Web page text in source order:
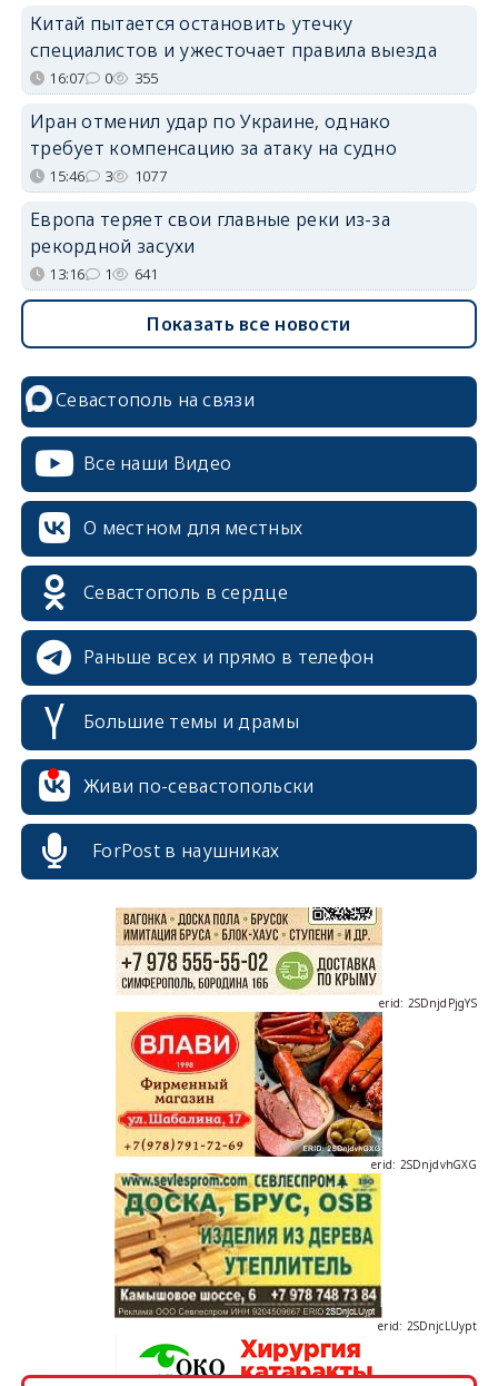
Китай пытается остановить утечку
специалистов и ужесточает правила выезда
16:07 0 355
Иран отменил удар по Украине, однако
требует компенсацию за атаку на судно
15:46 3 1077
Европа теряет свои главные реки из-за
рекордной засухи
13:16 1 641
Показать все новости
Севастополь на связи
Все наши Видео
О местном для местных
Севастополь в сердце
Раньше всех и прямо в телефон
Большие темы и драмы
Живи по-севастопольски
ForPost в наушниках
erid: 2SDnjdvhGXG